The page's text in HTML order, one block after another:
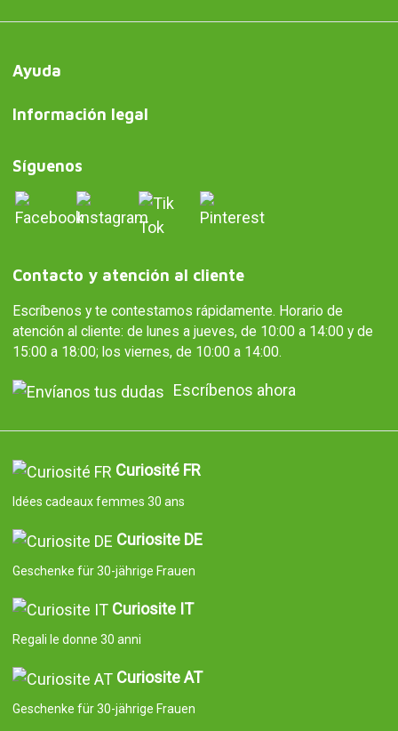
Ayuda
Información legal
Síguenos
Contacto y atención al cliente
Escríbenos y te contestamos rápidamente. Horario de
atención al cliente: de lunes a jueves, de 10:00 a 14:00 y de
15:00 a 18:00; los viernes, de 10:00 a 14:00.
Escríbenos ahora
Curiosité FR
Idées cadeaux femmes 30 ans
Curiosite DE
Geschenke für 30-jährige Frauen
Curiosite IT
Regali le donne 30 anni
Curiosite AT
Geschenke für 30-jährige Frauen